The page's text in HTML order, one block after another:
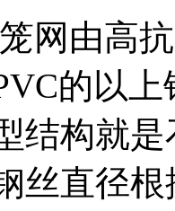
网由高
的以
结构就
丝直径